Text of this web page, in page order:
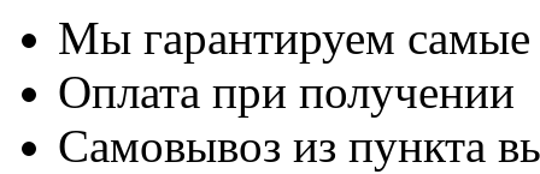
Мы гарантируем
Оплата при получении
Самовывоз из пункта